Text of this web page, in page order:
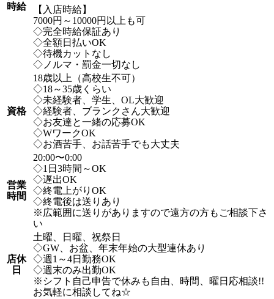
時給
【入店時給】
7000円～10000円以上も可
◇完全時給保証あり
◇全額日払いOK
◇待機カットなし
◇ノルマ・罰金一切なし
資格
18歳以上（高校生不可）
◇18～35歳くらい
◇未経験者、学生、OL大歓迎
◇経験者、ブランクさん大歓迎
◇お友達と一緒の応募OK
◇WワークOK
◇お酒苦手、お話苦手でも大丈夫
営業
時間
20:00〜0:00
◇1日3時間～OK
◇遅出OK
◇終電上がりOK
◇終電後は送りあり
※広範囲に送りがありますので遠方の方もご相談下さ
い
店休
日
土曜、日曜、祝祭日
◇GW、お盆、年末年始の大型連休あり
◇週1～4日勤務OK
◇週末のみ出勤OK
※シフト自己申告で休みも自由、時間、曜日応相談!!
お気軽に相談してね☆